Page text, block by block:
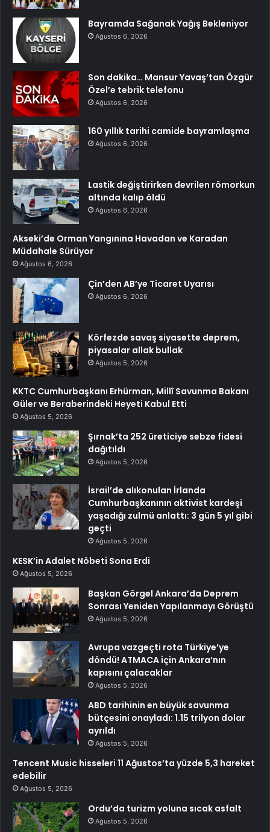
Bayramda Sağanak Yağış Bekleniyor
Ağustos 6, 2026
Son dakika… Mansur Yavaş’tan Özgür
Özel’e tebrik telefonu
Ağustos 6, 2026
160 yıllık tarihi camide bayramlaşma
Ağustos 6, 2026
Lastik değiştirirken devrilen römorkun
altında kalıp öldü
Ağustos 6, 2026
Akseki’de Orman Yangınına Havadan ve Karadan
Müdahale Sürüyor
Ağustos 6, 2026
Çin’den AB’ye Ticaret Uyarısı
Ağustos 6, 2026
Körfezde savaş siyasette deprem,
piyasalar allak bullak
Ağustos 5, 2026
KKTC Cumhurbaşkanı Erhürman, Millî Savunma Bakanı
Güler ve Beraberindeki Heyeti Kabul Etti
Ağustos 5, 2026
Şırnak’ta 252 üreticiye sebze fidesi
dağıtıldı
Ağustos 5, 2026
İsrail’de alıkonulan İrlanda
Cumhurbaşkanının aktivist kardeşi
yaşadığı zulmü anlattı: 3 gün 5 yıl gibi
geçti
Ağustos 5, 2026
KESK’in Adalet Nöbeti Sona Erdi
Ağustos 5, 2026
Başkan Görgel Ankara’da Deprem
Sonrası Yeniden Yapılanmayı Görüştü
Ağustos 5, 2026
Avrupa vazgeçti rota Türkiye’ye
döndü! ATMACA için Ankara’nın
kapısını çalacaklar
Ağustos 5, 2026
ABD tarihinin en büyük savunma
bütçesini onayladı: 1.15 trilyon dolar
ayrıldı
Ağustos 5, 2026
Tencent Music hisseleri 11 Ağustos’ta yüzde 5,3 hareket
edebilir
Ağustos 5, 2026
Ordu’da turizm yoluna sıcak asfalt
Ağustos 5, 2026